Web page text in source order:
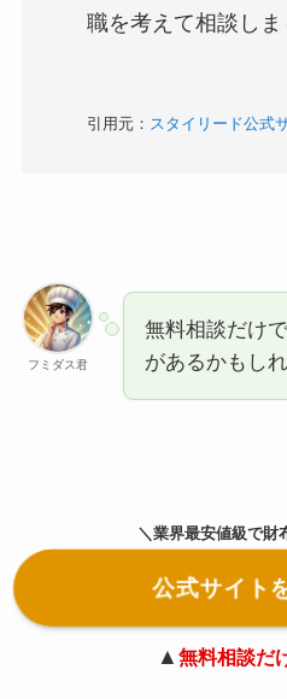
職を考えて相談しま
引用元： スタイリード公式
フミダス君
無料相談だけ
があるかもし
＼業界最安値級で財
公式サイト
▲ 無料相談だ